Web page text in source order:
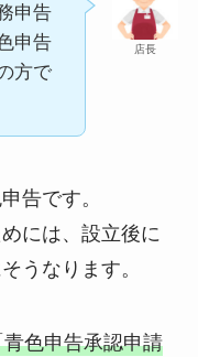
店長
申告
申告
方で
告です。
には、設立後に
うなります。
色申告承認申請